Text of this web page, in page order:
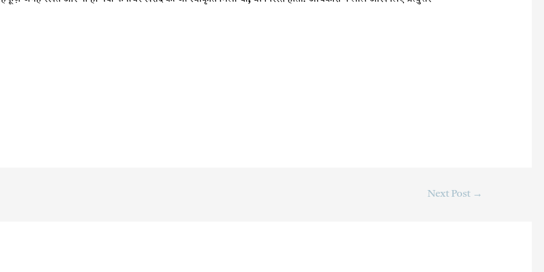
Next Post →